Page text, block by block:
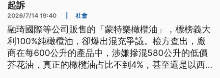
起訴
2026/7/14 19:40 社會
融琦國際等公司販售的「蒙特樂橄欖油」，標榜義大
利100%純橄欖油，卻爆出混充爭議。檢方查出，廠
商在每600公升的產品中，涉嫌摻混580公升的低價
芥花油，真正的橄欖油占比不到4%，甚至還是以西